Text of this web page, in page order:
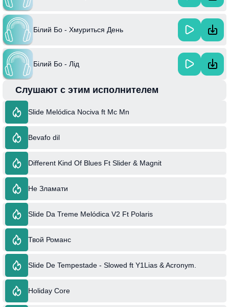
Білий Бо - Хмуриться День
Білий Бо - Лід
Слушают с этим исполнителем
Slide Melódica Nociva ft Mc Mn
Bevafo dil
Different Kind Of Blues Ft Slider & Magnit
Не Зламати
Slide Da Treme Melódica V2 Ft Polaris
Твой Романс
Slide De Tempestade - Slowed ft Y1Lias & Acronym.
Holiday Core